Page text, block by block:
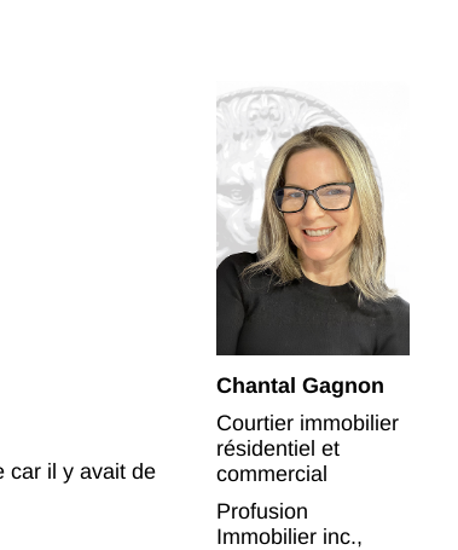
car il y avait de
Chantal Gagnon
Courtier immobilier
résidentiel et
commercial
Profusion
Immobilier inc.,